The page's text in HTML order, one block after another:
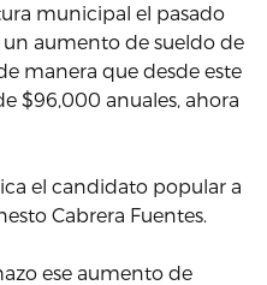
municipal el pasado
aumento de sueldo de
manera que desde este
$96,000 anuales, ahora
el candidato popular a
Cabrera Fuentes.
ese aumento de